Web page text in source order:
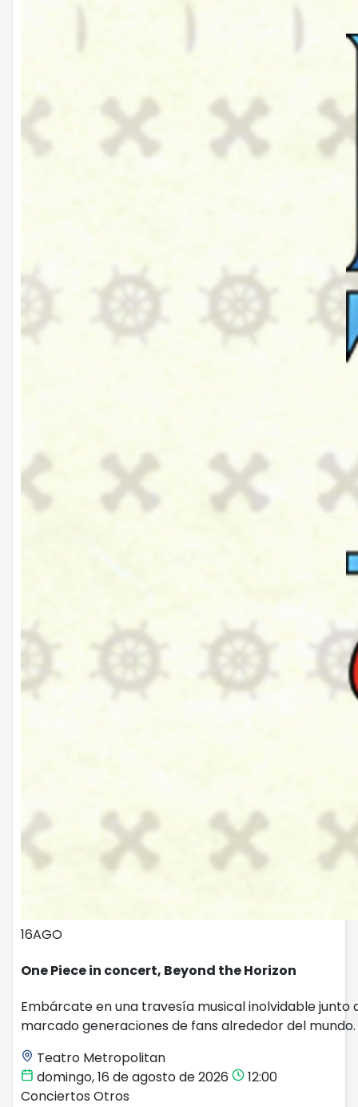
16AGO
One Piece in concert, Beyond the Horizon
Embárcate en una travesía musical inolvidable junto
marcado generaciones de fans alrededor del mundo.
Teatro Metropolitan
domingo, 16 de agosto de 2026
12:00
Conciertos Otros